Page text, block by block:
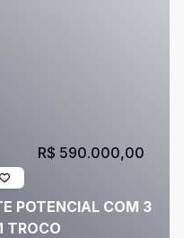
POTENCIAL COM 3
TROCO
R$ 590.000,00